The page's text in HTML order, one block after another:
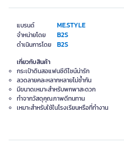
แบรนด์ ME.STYLE
จำหน่ายโดย B2S
ดำเนินการโดย B2S
เกี่ยวกับสินค้า
กระเป๋าดินสอแฟนซีดีไซน์น่ารัก
ลวดลายคละหลากหลายไม่ซ้ำกัน
มีขนาดเหมาะสำหรับพกพาสะดวก
ทำจากวัสดุคุณภาพดีทนทาน
เหมาะสำหรับใช้ในโรงเรียนหรือที่ทำงาน